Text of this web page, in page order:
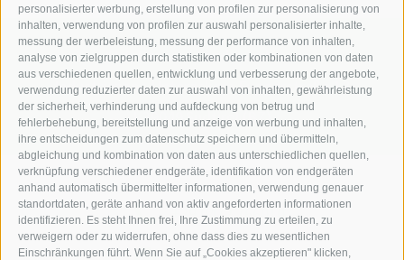
personalisierter werbung, erstellung von profilen zur personalisierung von
inhalten, verwendung von profilen zur auswahl personalisierter inhalte,
messung der werbeleistung, messung der performance von inhalten,
analyse von zielgruppen durch statistiken oder kombinationen von daten
aus verschiedenen quellen, entwicklung und verbesserung der angebote,
verwendung reduzierter daten zur auswahl von inhalten, gewährleistung
der sicherheit, verhinderung und aufdeckung von betrug und
fehlerbehebung, bereitstellung und anzeige von werbung und inhalten,
ihre entscheidungen zum datenschutz speichern und übermitteln,
abgleichung und kombination von daten aus unterschiedlichen quellen,
verknüpfung verschiedener endgeräte, identifikation von endgeräten
anhand automatisch übermittelter informationen, verwendung genauer
standortdaten, geräte anhand von aktiv angeforderten informationen
identifizieren. Es steht Ihnen frei, Ihre Zustimmung zu erteilen, zu
verweigern oder zu widerrufen, ohne dass dies zu wesentlichen
Einschränkungen führt. Wenn Sie auf „Cookies akzeptieren" klicken,
KFZ, Bau und Landmaschinen
Industriezone Unterackern Fuggerstraße 18
I-39049Südtirol (BZ)
+39 0472 766010